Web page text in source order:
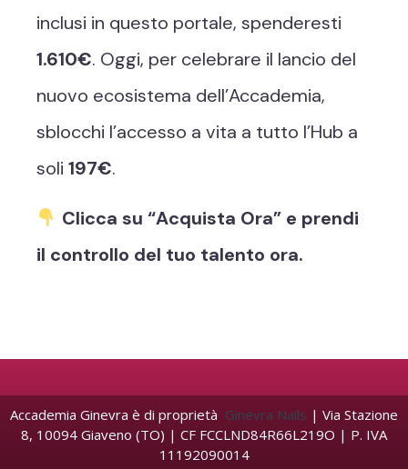
inclusi in questo portale, spenderesti
1.610€. Oggi, per celebrare il lancio del
nuovo ecosistema dell’Accademia,
sblocchi l’accesso a vita a tutto l’Hub a
soli 197€.
Clicca su “Acquista Ora” e prendi
il controllo del tuo talento ora.
Accademia Ginevra è di proprietà Ginevra Nails | Via Stazione
8, 10094 Giaveno (TO) | CF FCCLND84R66L219O | P. IVA
11192090014